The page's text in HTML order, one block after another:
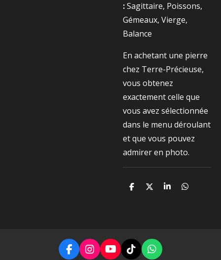
:Sagittaire, Poissons,
Gémeaux, Vierge,
Balance
En achetant une pierre
chez Terre-Précieuse,
vous obtenez
exactement celle que
vous avez sélectionnée
dans le menu déroulant
et que vous pouvez
admirer en photo.
P
e
r
P
e
r
P
P
F
I
Y
T
W